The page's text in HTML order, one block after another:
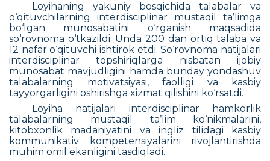
Loyihaning yakuniy bosqichida talabalar va
o‘qituvchilarning interdisciplinar mustaqil ta’limga
bo‘lgan munosabatini o‘rganish maqsadida
so‘rovnoma o‘tkazildi. Unda 200 dan ortiq talaba va
12 nafar o‘qituvchi ishtirok etdi. So‘rovnoma natijalari
interdisciplinar topshiriqlarga nisbatan ijobiy
munosabat mavjudligini hamda bunday yondashuv
talabalarning motivatsiyasi, faolligi va kasbiy
tayyorgarligini oshirishga xizmat qilishini ko‘rsatdi.
Loyiha natijalari interdisciplinar hamkorlik
talabalarning mustaqil ta’lim ko‘nikmalarini,
kitobxonlik madaniyatini va ingliz tilidagi kasbiy
kommunikativ kompetensiyalarini rivojlantirishda
muhim omil ekanligini tasdiqladi.